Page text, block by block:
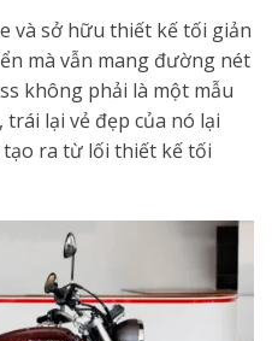
và sở hữu thiết kế tối giản
mà vẫn mang đường nét
không phải là một mẫu
lại vẻ đẹp của nó lại
ra từ lối thiết kế tối